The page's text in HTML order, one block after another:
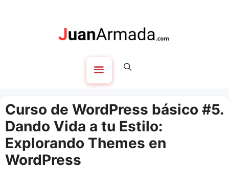
Curso de WordPress básico #5.
Dando Vida a tu Estilo:
Explorando Themes en
WordPress